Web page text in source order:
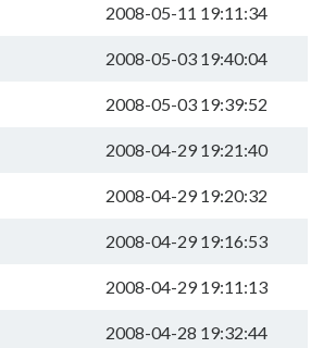
2008-05-11 19:11:34
2008-05-03 19:40:04
2008-05-03 19:39:52
2008-04-29 19:21:40
2008-04-29 19:20:32
2008-04-29 19:16:53
2008-04-29 19:11:13
2008-04-28 19:32:44